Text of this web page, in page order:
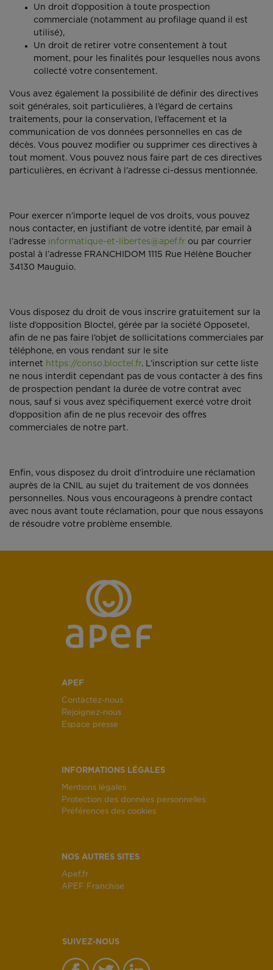
Un droit d’opposition à toute prospection
commerciale (notamment au profilage quand il est
utilisé),
Un droit de retirer votre consentement à tout
moment, pour les finalités pour lesquelles nous avons
collecté votre consentement.
Vous avez également la possibilité de définir des directives
soit générales, soit particulières, à l’égard de certains
traitements, pour la conservation, l’effacement et la
communication de vos données personnelles en cas de
décès. Vous pouvez modifier ou supprimer ces directives à
tout moment. Vous pouvez nous faire part de ces directives
particulières, en écrivant à l’adresse ci-dessus mentionnée.
Pour exercer n’importe lequel de vos droits, vous pouvez
nous contacter, en justifiant de votre identité, par email à
l’adresse informatique-et-libertes@apef.fr ou par courrier
postal à l’adresse FRANCHIDOM 1115 Rue Hélène Boucher
34130 Mauguio.
Vous disposez du droit de vous inscrire gratuitement sur la
liste d’opposition Bloctel, gérée par la société Opposetel,
afin de ne pas faire l’objet de sollicitations commerciales par
téléphone, en vous rendant sur le site
internet https://conso.bloctel.fr. L’inscription sur cette liste
ne nous interdit cependant pas de vous contacter à des fins
de prospection pendant la durée de votre contrat avec
nous, sauf si vous avez spécifiquement exercé votre droit
d’opposition afin de ne plus recevoir des offres
commerciales de notre part.
Enfin, vous disposez du droit d’introduire une réclamation
auprès de la CNIL au sujet du traitement de vos données
personnelles. Nous vous encourageons à prendre contact
avec nous avant toute réclamation, pour que nous essayons
de résoudre votre problème ensemble.
APEF
Contactez-nous
Rejoignez-nous
Espace presse
INFORMATIONS LÉGALES
Mentions légales
Protection des données personnelles
Préférences des cookies
NOS AUTRES SITES
Apef.fr
APEF Franchise
SUIVEZ-NOUS